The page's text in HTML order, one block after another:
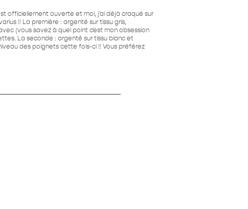
officiellement ouverte et moi, j'ai déjà craqué sur
!! La première : argenté sur tissu gris,
(vous savez à quel point c'est mon obsession
La seconde : argenté sur tissu blanc et
des poignets cette fois-ci !! Vous préférez